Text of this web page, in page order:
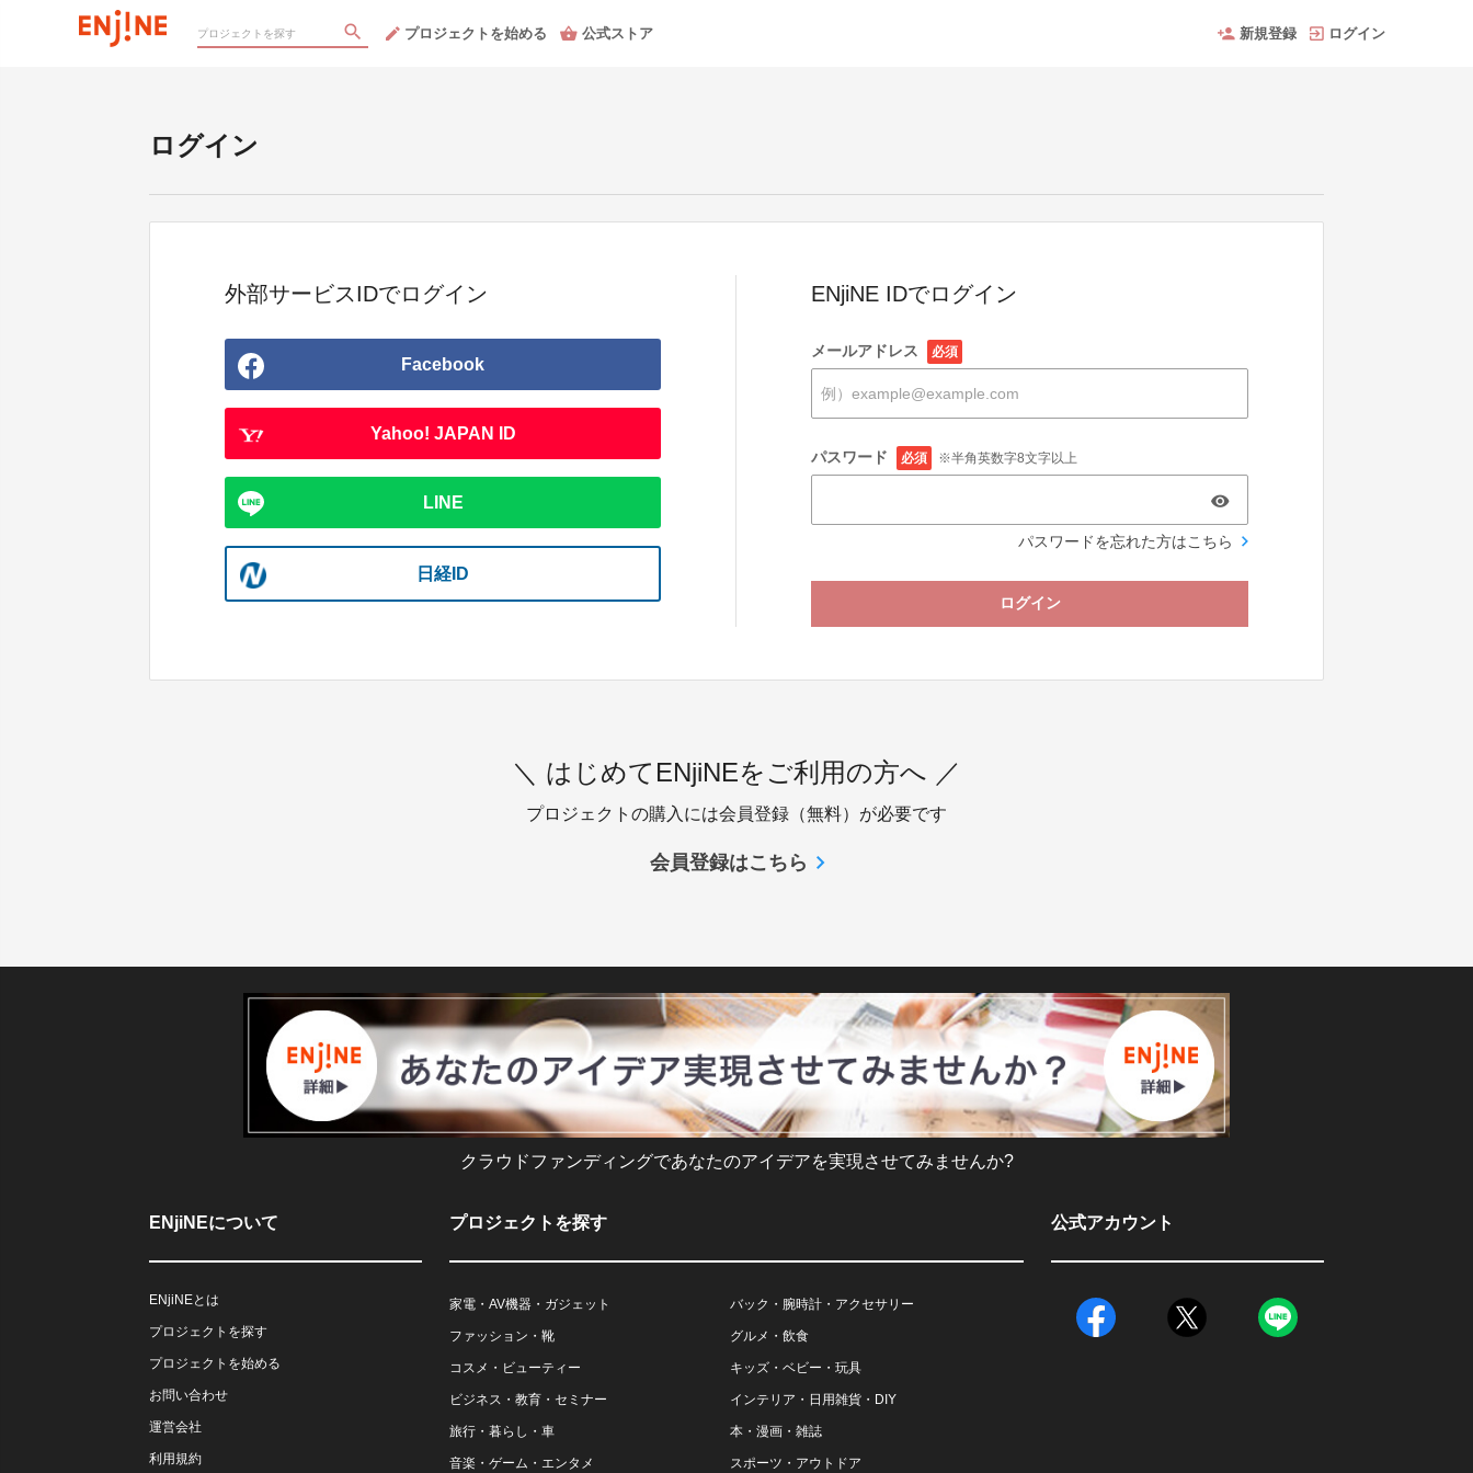
プロジェクトを始める 公式ストア 新規登録 ログイン
ログイン
外部サービスIDでログイン
Facebook
Yahoo! JAPAN ID
LINE
日経ID
ENjiNE IDでログイン
メールアドレス 必須
パスワード 必須 ※半角英数字8文字以上
パスワードを忘れた方はこちら
ログイン
＼ はじめてENjiNEをご利用の方へ ／
プロジェクトの購入には会員登録（無料）が必要です
会員登録はこちら
クラウドファンディングであなたのアイデアを実現させてみませんか?
ENjiNEについて
ENjiNEとは
プロジェクトを探す
プロジェクトを始める
お問い合わせ
運営会社
利用規約
プロジェクトを探す
家電・AV機器・ガジェット バック・腕時計・アクセサリー
ファッション・靴 グルメ・飲食
コスメ・ビューティー キッズ・ベビー・玩具
ビジネス・教育・セミナー インテリア・日用雑貨・DIY
旅行・暮らし・車 本・漫画・雑誌
音楽・ゲーム・エンタメ スポーツ・アウトドア
公式アカウント